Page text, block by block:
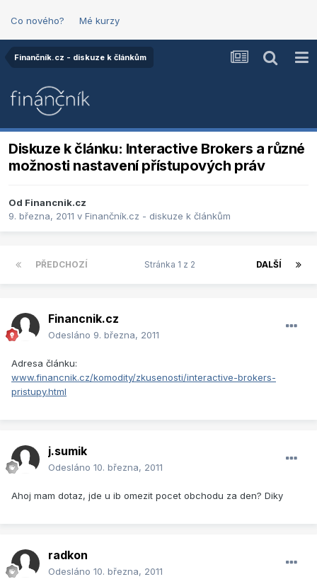
Co nového? Mé kurzy
Finančník.cz - diskuze k článkům
Diskuze k článku: Interactive Brokers a různé
možnosti nastavení přístupových práv
Od Financnik.cz
9. března, 2011 v Finančník.cz - diskuze k článkům
PŘEDCHOZÍ DALŠÍ
Stránka 1 z 2
Financnik.cz
Odesláno 9. března, 2011
Adresa článku:
www.financnik.cz/komodity/zkusenosti/interactive-brokers-
pristupy.html
j.sumik
Odesláno 10. března, 2011
Ahoj mam dotaz, jde u ib omezit pocet obchodu za den? Diky
radkon
Odesláno 10. března, 2011